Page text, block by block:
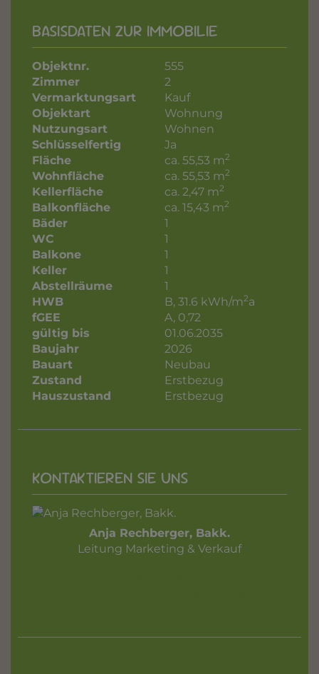
BASISDATEN ZUR IMMOBILIE
Objektnr.
555
Zimmer
2
Vermarktungsart
Kauf
Objektart
Wohnung
Nutzungsart
Wohnen
Schlüsselfertig
Ja
Fläche
ca. 55,53 m2
Wohnfläche ca. 55,53 m2
Kellerfläche ca. 2,47 m2
Balkonfläche ca. 15,43 m2
Bäder
1
WC
1
Balkone
1
Keller
1
Abstellräume
1
HWB
B, 31.6 kWh/m2a
fGEE
A, 0,72
gültig bis
01.06.2035
Baujahr
2026
Bauart
Neubau
Zustand
Erstbezug
Hauszustand
Erstbezug
KONTAKTIEREN SIE UNS
Anja Rechberger, Bakk.
Leitung Marketing & Verkauf